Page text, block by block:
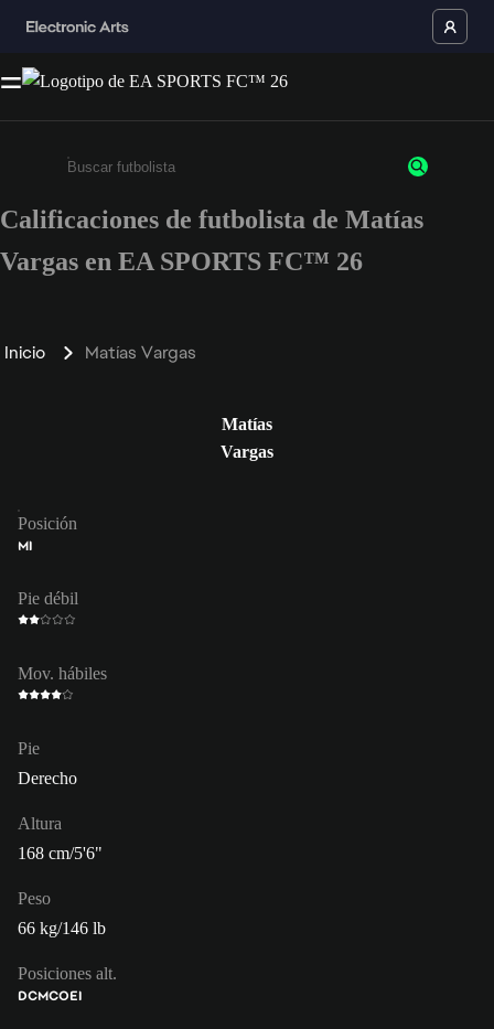
Ingresa un mínimo de 3 caracteres o números
Calificaciones de futbolista de Matías
Vargas en EA SPORTS FC™ 26
Inicio Matías Vargas
Matías
Vargas
Posición
MI
Pie débil
Mov. hábiles
Pie
Derecho
Altura
168 cm/5'6"
Peso
66 kg/146 lb
Posiciones alt.
DCMCOEI